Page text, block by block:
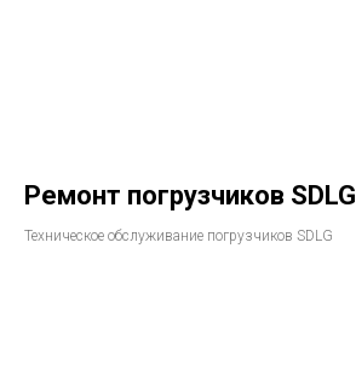
Ремонт погрузчиков SDLG
Техническое обслуживание погрузчиков SDLG